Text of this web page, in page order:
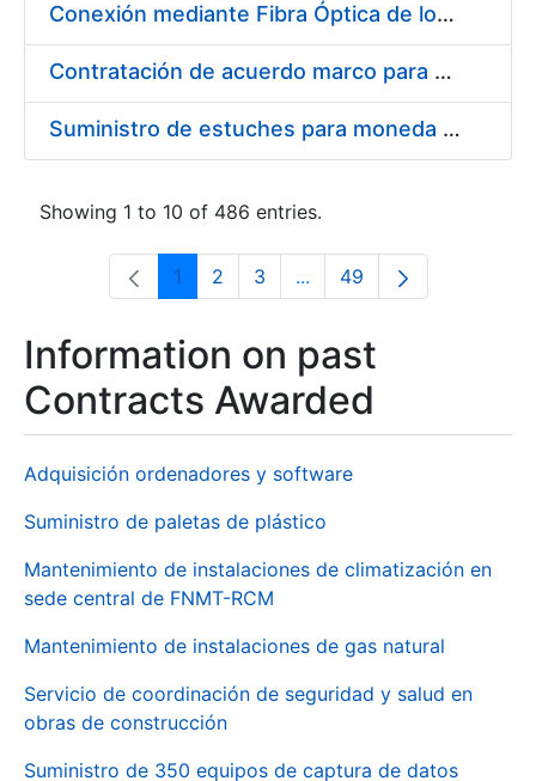
Conexión mediante Fibra Óptica de los Centros de Proceso de Datos (CPDs) de las sedes de la FNMT-RCM de Burgos y Madrid
Contratación de acuerdo marco para el Suministro de Material de Electricidad para la Fábrica Nacional de Moneda y Timbre-Real Casa de la Moneda en su centro de trabajo de Burgos
Suministro de estuches para moneda de 30 €
Showing 1 to 10 of 486 entries.
Page
1 Page
2 Page
3 ...Intermediate Pages Use
Page
49
Information on past
Contracts Awarded
Adquisición ordenadores y software
Suministro de paletas de plástico
Mantenimiento de instalaciones de climatización en
sede central de FNMT-RCM
Mantenimiento de instalaciones de gas natural
Servicio de coordinación de seguridad y salud en
obras de construcción
Suministro de 350 equipos de captura de datos